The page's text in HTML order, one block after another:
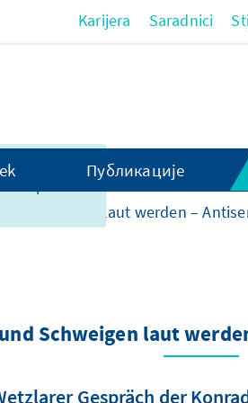
nažalsot,
Karijera Saradnici
Публикације
Schweigen laut werden –
Schweigen laut
Gespräch der